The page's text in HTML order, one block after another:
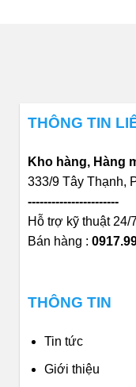
THÔNG TIN
Kho hàng, Hàng
333/9 Tây Thạnh,
-----------------------
Hỗ trợ kỹ thuật 24/
Bán hàng :
THÔNG TIN
Tin tức
Giới thiệu